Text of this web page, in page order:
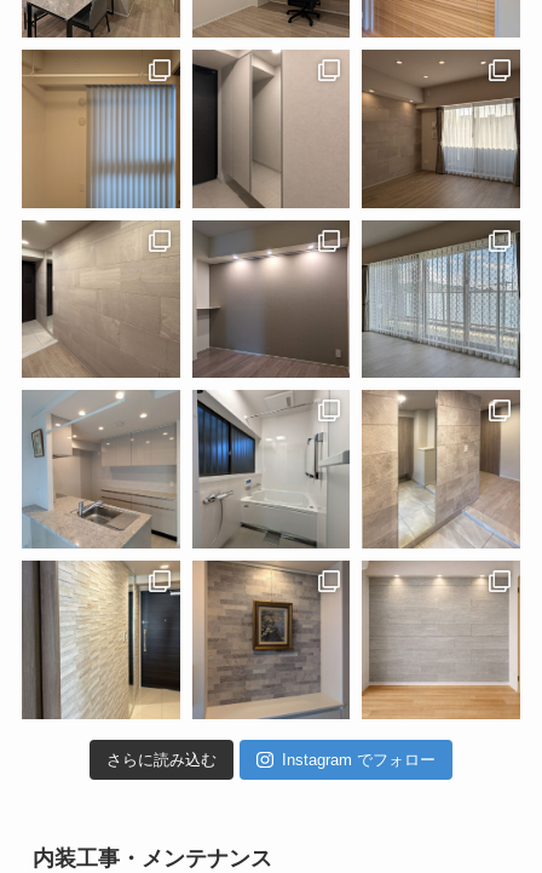
さらに読み込む Instagram でフォロー
内装工事・メンテナンス